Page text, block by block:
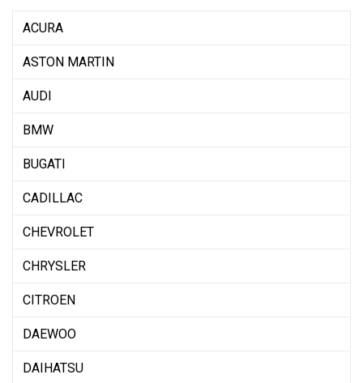
ACURA
ASTON MARTIN
AUDI
BMW
BUGATI
CADILLAC
CHEVROLET
CHRYSLER
CITROEN
DAEWOO
DAIHATSU